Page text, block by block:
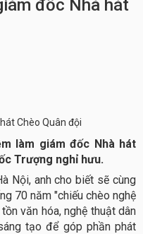
đốc Nhà hát
làm giám đốc Nhà hát
Trượng nghỉ hưu.
Nội, anh cho biết sẽ cùng
70 năm "chiếu chèo nghệ
văn hóa, nghệ thuật dân
tạo để góp phần phát